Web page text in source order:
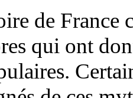
de France
qui ont